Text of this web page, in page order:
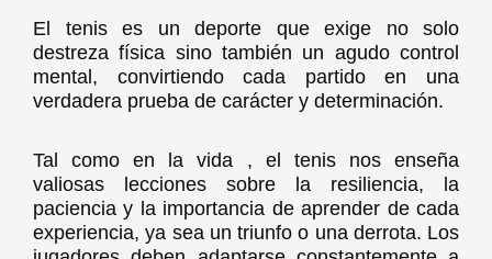
El tenis es un deporte que exige no solo
destreza física sino también un agudo control
mental, convirtiendo cada partido en una
verdadera prueba de carácter y determinación.
Tal como en la vida , el tenis nos enseña
valiosas lecciones sobre la resiliencia, la
paciencia y la importancia de aprender de cada
experiencia, ya sea un triunfo o una derrota. Los